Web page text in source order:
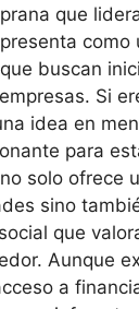
que
como
buscan
Si
idea en
para
solo ofrece
sino
que
Aunque
a